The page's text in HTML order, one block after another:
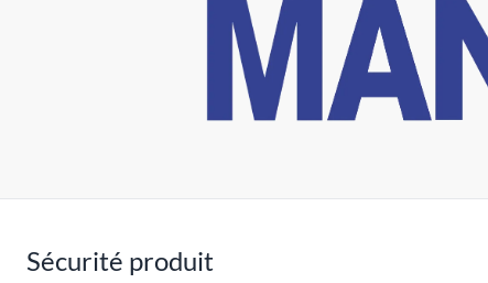
Sécurité produit